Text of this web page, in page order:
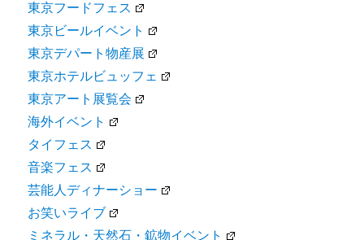
東京フードフェス
東京ビールイベント
東京デパート物産展
東京ホテルビュッフェ
東京アート展覧会
海外イベント
タイフェス
音楽フェス
芸能人ディナーショー
お笑いライブ
ミネラル・天然石・鉱物イベント